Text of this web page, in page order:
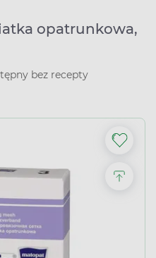
opatrunkowa,
bez recepty